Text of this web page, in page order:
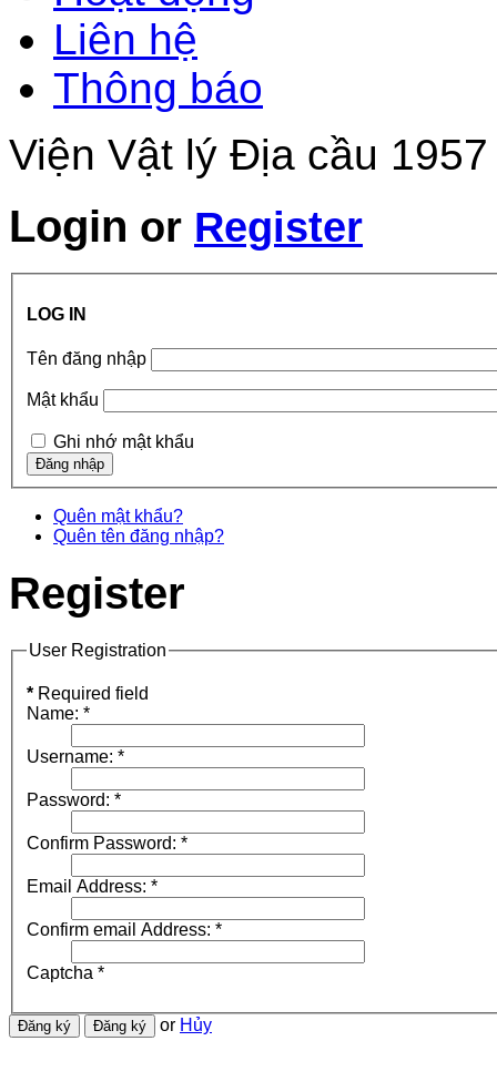
Liên hệ
Thông báo
Viện Vật lý Địa cầu
Login or Register
LOG IN
Tên đăng nhập
Mật khẩu
Ghi nhớ mật khẩu
Quên mật khẩu?
Quên tên đăng nhập?
Register
User Registration
* Required field
Name: *
Username: *
Password: *
Confirm Password: *
Email Address: *
Confirm email Address: *
Captcha *
or Hủy